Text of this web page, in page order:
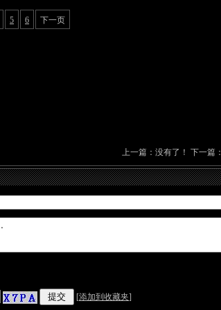
5 6 下一页
上一篇：没有了！ 下一篇：
[添加到收藏夹]